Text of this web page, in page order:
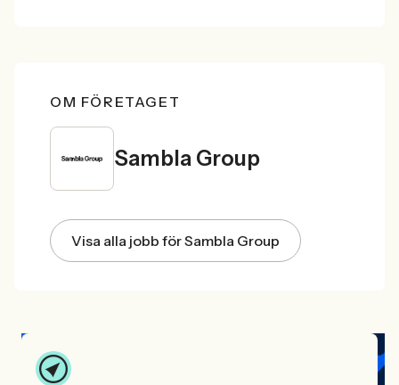
OM FÖRETAGET
Sambla Group
Visa alla jobb för Sambla Group